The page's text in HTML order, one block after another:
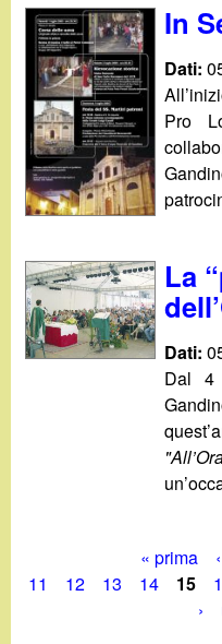
In
Dati:
Pro
La
Dati:
Dal
P
« prima
11
12 13 14 15
›